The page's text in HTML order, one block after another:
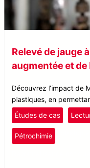
Relevé de jauge
augmentée et de
Découvrez l’impact de
plastiques, en
plus rapides, des
et des erreurs de
Études de cas
Pétrochimie